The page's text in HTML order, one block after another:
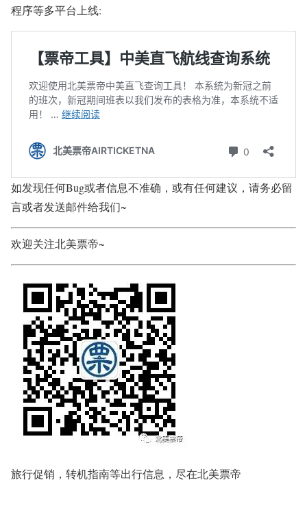
程序等多平台上线:
如发现任何Bug或者信息不准确，或有任何建议，请务必留
言或者发送邮件给我们~
欢迎关注北美票帝~
旅行促销，转机指南等出行信息，尽在北美票帝